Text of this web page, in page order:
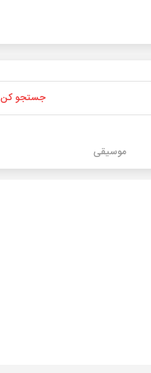
جستجو کن
موسیقی